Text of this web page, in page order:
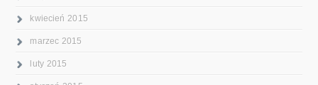
kwiecień 2015
marzec 2015
luty 2015